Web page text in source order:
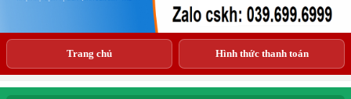
Trang chủ Hình thức thanh toán